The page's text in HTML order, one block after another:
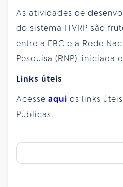
As atividades de
do sistema ITVRP são
entre a EBC e a Rede
Pesquisa (RNP), iniciada
Links úteis
Acesse aqui os links
Públicas.